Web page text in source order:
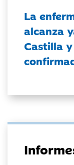
La
alcanza
Castilla